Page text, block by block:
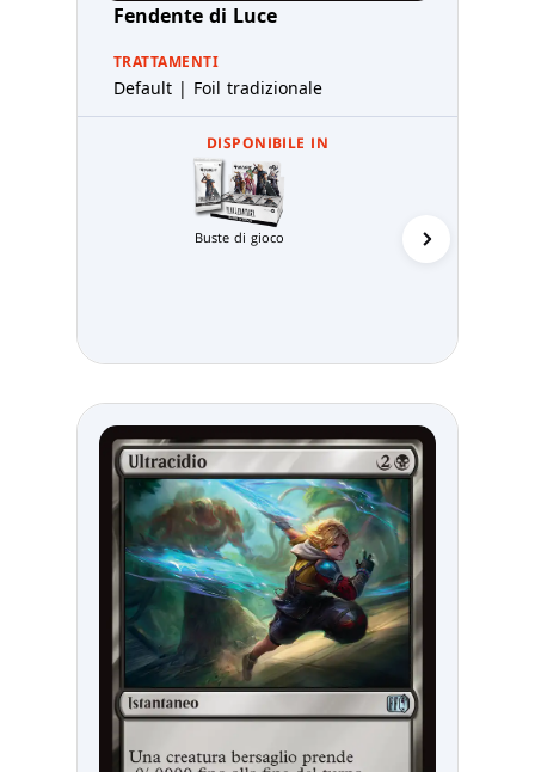
Fendente di Luce
TRATTAMENTI
Default | Foil tradizionale
DISPONIBILE IN
Buste di gioco